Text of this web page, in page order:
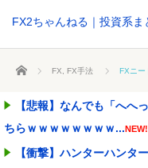
FX2ちゃんねる｜投資系ま
ホーム FX FX手法 FXニー
【悲報】なんでも「へへ
ちらｗｗｗｗｗｗｗｗ...NEW!
【衝撃】ハンターハンタ